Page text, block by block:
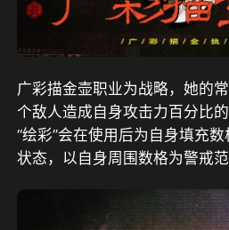
广彩描金壶职业为战略，她的
个敌人造成自身攻击力百分比
“绘彩”会在使用后为自身填充
状态，以自身周围数格为警戒范